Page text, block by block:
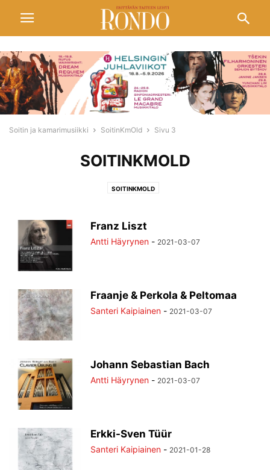
Soitin ja kamarimusiikki SoitinKmOld Sivu 3
SOITINKMOLD
SOITINKMOLD
Franz Liszt
Antti Häyrynen - 2021-03-07
Fraanje & Perkola & Peltomaa
Santeri Kaipiainen - 2021-03-07
Johann Sebastian Bach
Antti Häyrynen - 2021-03-07
Erkki-Sven Tüür
Santeri Kaipiainen - 2021-01-28